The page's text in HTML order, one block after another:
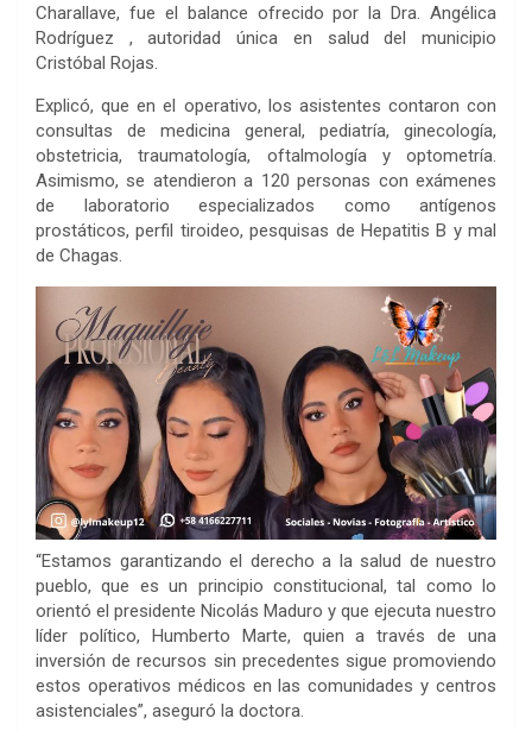
Charallave, fue el balance ofrecido por la Dra. Angélica
Rodríguez , autoridad única en salud del municipio
Cristóbal Rojas.
Explicó, que en el operativo, los asistentes contaron con
consultas de medicina general, pediatría, ginecología,
obstetricia, traumatología, oftalmología y optometría.
Asimismo, se atendieron a 120 personas con exámenes
de laboratorio especializados como antígenos
prostáticos, perfil tiroideo, pesquisas de Hepatitis B y mal
de Chagas.
“Estamos garantizando el derecho a la salud de nuestro
pueblo, que es un principio constitucional, tal como lo
orientó el presidente Nicolás Maduro y que ejecuta nuestro
líder político, Humberto Marte, quien a través de una
inversión de recursos sin precedentes sigue promoviendo
estos operativos médicos en las comunidades y centros
asistenciales”, aseguró la doctora.